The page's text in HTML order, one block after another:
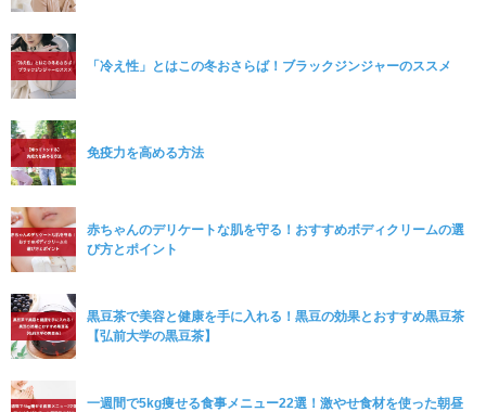
「冷え性」とはこの冬おさらば！ブラックジンジャーのススメ
免疫力を高める方法
赤ちゃんのデリケートな肌を守る！おすすめボディクリームの選
び方とポイント
黒豆茶で美容と健康を手に入れる！黒豆の効果とおすすめ黒豆茶
【弘前大学の黒豆茶】
一週間で5kg痩せる食事メニュー22選！激やせ食材を使った朝昼